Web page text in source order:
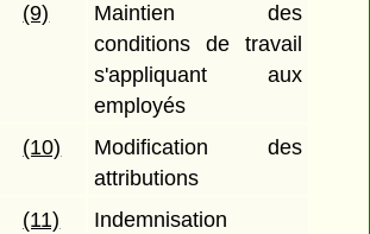
(9)
Maintien des
conditions de travail
s'appliquant aux
employés
(10)
Modification des
attributions
(11)
Indemnisation